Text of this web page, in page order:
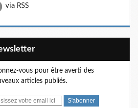
via RSS
vous pour être averti des
articles publiés.